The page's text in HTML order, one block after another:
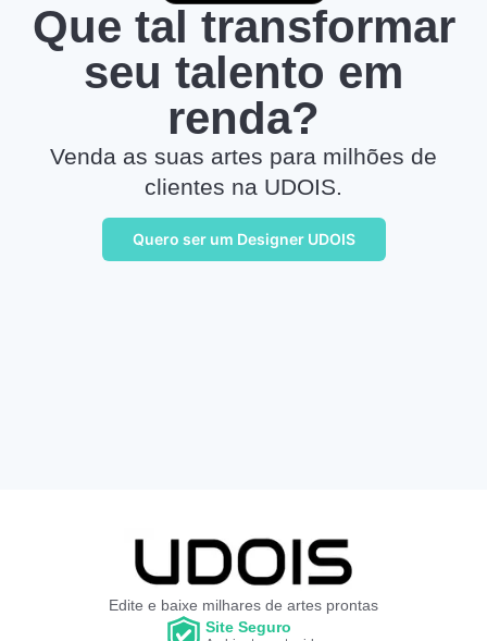
Que tal transformar
seu talento em
renda?
Venda as suas artes para milhões de
clientes na UDOIS.
Quero ser um Designer UDOIS
Edite e baixe milhares de artes prontas
Site Seguro